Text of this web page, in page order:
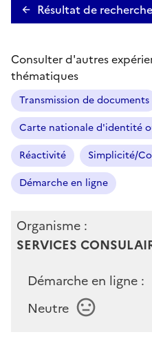
Résultat de recherche
Consulter d'autres
thématiques
Transmission de documents
Carte nationale d'identité
Réactivité
Simplicité/
Démarche en ligne
Organisme :
SERVICES
Démarche en ligne :
Neutre